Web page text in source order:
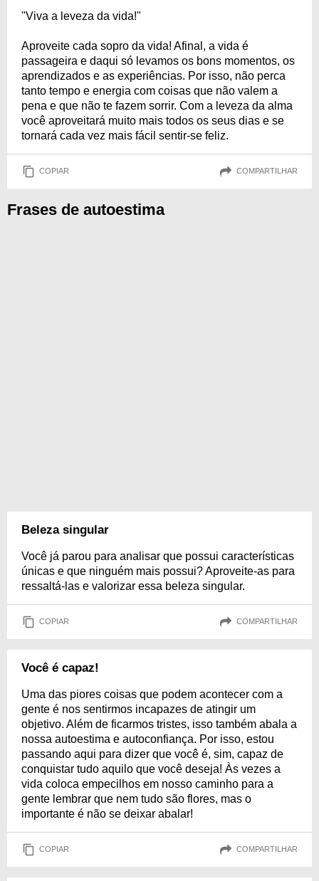
"Viva a leveza da vida!"
Aproveite cada sopro da vida! Afinal, a vida é
passageira e daqui só levamos os bons momentos, os
aprendizados e as experiências. Por isso, não perca
tanto tempo e energia com coisas que não valem a
pena e que não te fazem sorrir. Com a leveza da alma
você aproveitará muito mais todos os seus dias e se
tornará cada vez mais fácil sentir-se feliz.
COPIAR COMPARTILHAR
Frases de autoestima
Beleza singular
Você já parou para analisar que possui características
únicas e que ninguém mais possui? Aproveite-as para
ressaltá-las e valorizar essa beleza singular.
COPIAR COMPARTILHAR
Você é capaz!
Uma das piores coisas que podem acontecer com a
gente é nos sentirmos incapazes de atingir um
objetivo. Além de ficarmos tristes, isso também abala a
nossa autoestima e autoconfiança. Por isso, estou
passando aqui para dizer que você é, sim, capaz de
conquistar tudo aquilo que você deseja! Às vezes a
vida coloca empecilhos em nosso caminho para a
gente lembrar que nem tudo são flores, mas o
importante é não se deixar abalar!
COPIAR COMPARTILHAR